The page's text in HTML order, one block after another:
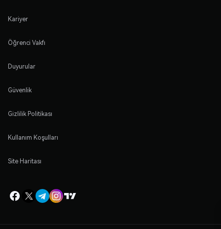
Kariyer
Öğrenci Vakfı
Duyurular
Güvenlik
Gizlilik Politikası
Kullanım Koşulları
Site Haritası